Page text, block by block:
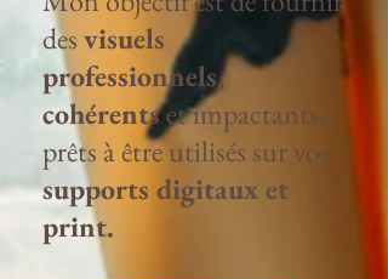
desvisuels
professionnels,
cohérentset impactants,
prêts à être utilisés sur vos
supports digitaux et
print.